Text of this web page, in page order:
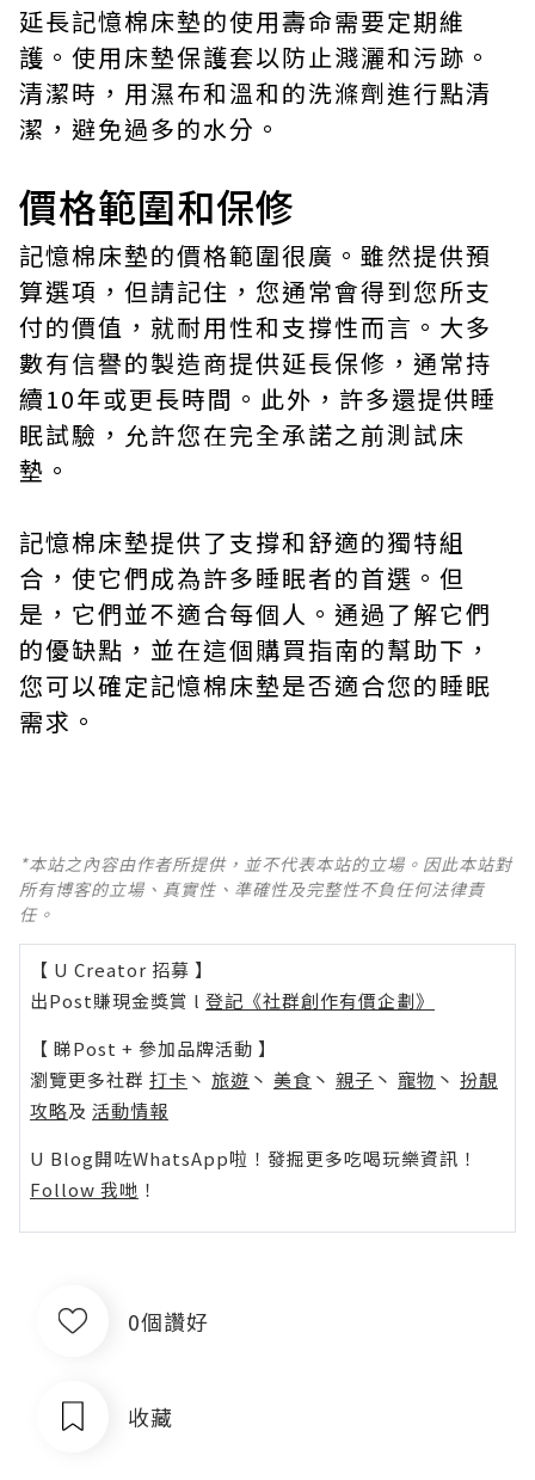
延長記憶棉床墊的使用壽命需要定期維
護。使用床墊保護套以防止濺灑和污跡。
清潔時，用濕布和溫和的洗滌劑進行點清
潔，避免過多的水分。
價格範圍和保修
記憶棉床墊的價格範圍很廣。雖然提供預
算選項，但請記住，您通常會得到您所支
付的價值，就耐用性和支撐性而言。大多
數有信譽的製造商提供延長保修，通常持
續10年或更長時間。此外，許多還提供睡
眠試驗，允許您在完全承諾之前測試床
墊。
記憶棉床墊提供了支撐和舒適的獨特組
合，使它們成為許多睡眠者的首選。但
是，它們並不適合每個人。通過了解它們
的優缺點，並在這個購買指南的幫助下，
您可以確定記憶棉床墊是否適合您的睡眠
需求。
*本站之內容由作者所提供，並不代表本站的立場。因此本站對
所有博客的立場、真實性、準確性及完整性不負任何法律責
任。
【 U Creator 招募 】
出Post賺現金獎賞 l 登記《社群創作有價企劃》
【 睇Post + 參加品牌活動 】
瀏覽更多社群 打卡 丶 旅遊 丶 美食 丶 親子 丶 寵物 丶 扮靚
攻略及 活動情報
U Blog開咗WhatsApp啦！發掘更多吃喝玩樂資訊！
Follow 我哋 ！
0個讚好
收藏